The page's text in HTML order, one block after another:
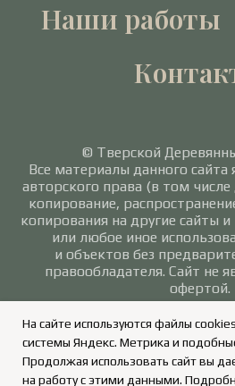
На сайте используются файлы
системы Яндекс. Метрика и
Продолжая использовать сайт вы
на работу с этими данными.
Наши работы
© Тверской
Все материалы данного
авторского права (в том
копирование,
копирования на другие сайты
или любое иное
и объектов без
правообладателя. Сайт не
офертой.
Политика в отношении
данных/Согласие на
данных